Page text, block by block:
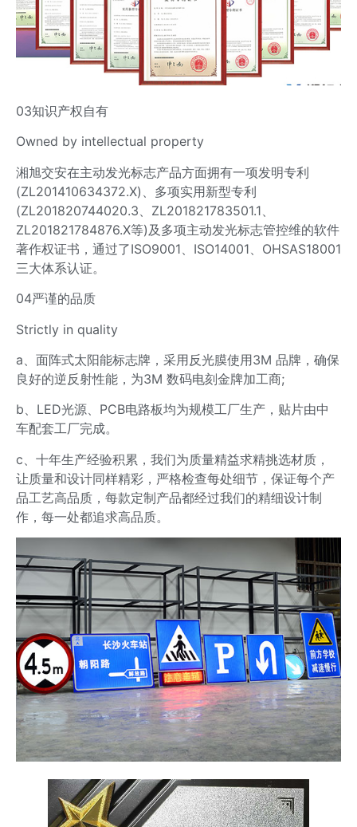
03知识产权自有
Owned by intellectual property
湘旭交安在主动发光标志产品方面拥有一项发明专利
(ZL201410634372.X)、多项实用新型专利
(ZL201820744020.3、ZL201821783501.1、
ZL201821784876.X等)及多项主动发光标志管控维的软件
著作权证书，通过了ISO9001、ISO14001、OHSAS18001
三大体系认证。
04严谨的品质
Strictly in quality
a、面阵式太阳能标志牌，采用反光膜使用3M 品牌，确保
良好的逆反射性能，为3M 数码电刻金牌加工商;
b、LED光源、PCB电路板均为规模工厂生产，贴片由中
车配套工厂完成。
c、十年生产经验积累，我们为质量精益求精挑选材质，
让质量和设计同样精彩，严格检查每处细节，保证每个产
品工艺高品质，每款定制产品都经过我们的精细设计制
作，每一处都追求高品质。